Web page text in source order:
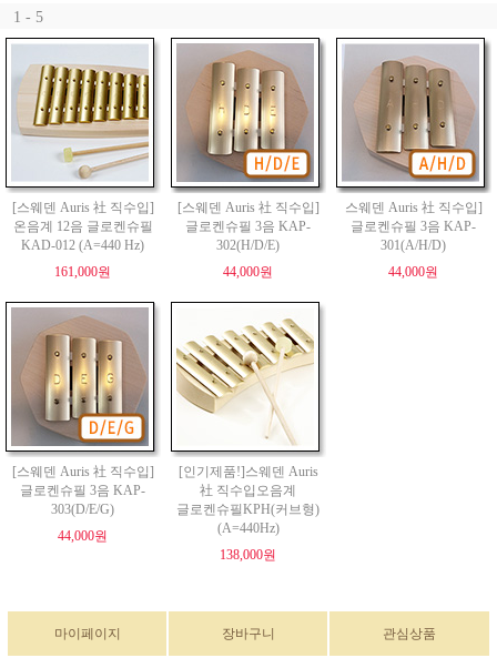
1 - 5
[스웨덴 Auris 社 직수입]
온음계 12음 글로켄슈필
KAD-012 (A=440 Hz)
161,000원
[스웨덴 Auris 社 직수입]
글로켄슈필 3음 KAP-
302(H/D/E)
44,000원
스웨덴 Auris 社 직수입]
글로켄슈필 3음 KAP-
301(A/H/D)
44,000원
[스웨덴 Auris 社 직수입]
글로켄슈필 3음 KAP-
303(D/E/G)
44,000원
[인기제품!]스웨덴 Auris
社 직수입오음계
글로켄슈필KPH(커브형)
(A=440Hz)
138,000원
마이페이지 장바구니 관심상품